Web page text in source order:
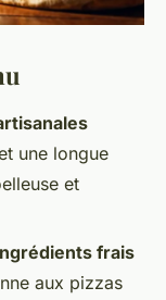
une longue
et
frais
aux pizzas